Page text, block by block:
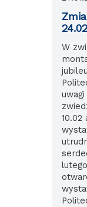
W
10.02